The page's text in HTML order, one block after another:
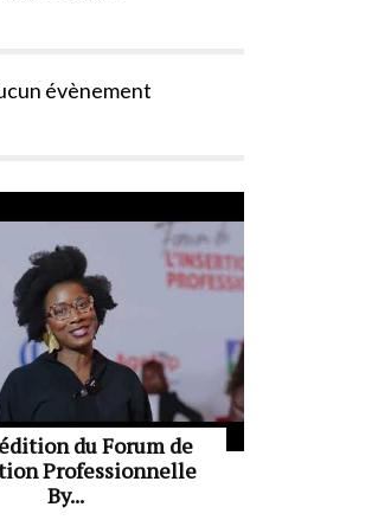
évènement
du Forum de
Professionnelle
By...